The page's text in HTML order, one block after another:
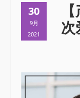
30
9月
2021
次